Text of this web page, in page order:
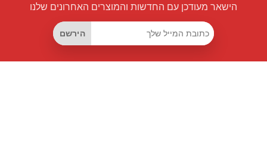
הישאר מעודכן עם החדשות והמוצרים האחרונים שלנו
הירשם